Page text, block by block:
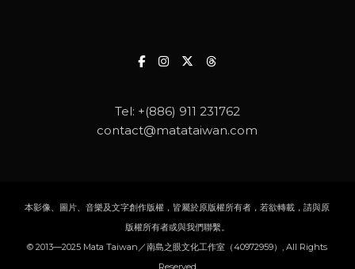
Tel: +(886) 911 231762
contact@matataiwan.com
本影像、圖片、音樂及文字創作版權，皆屬於原版權所有者，若欲轉載，請與原
版權所有者或與我們聯繫。
© 2013—2025 Mata Taiwan／南島之眼文化工作室（40972959）, All Rights
Reserved